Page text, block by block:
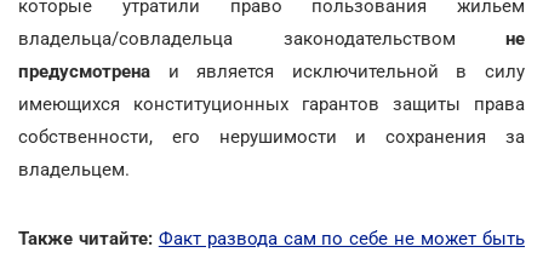
которые утратили право пользования жильем
владельца/совладельца законодательством не
предусмотрена и является исключительной в силу
имеющихся конституционных гарантов защиты права
собственности, его нерушимости и сохранения за
владельцем.
Также читайте: Факт развода сам по себе не может быть